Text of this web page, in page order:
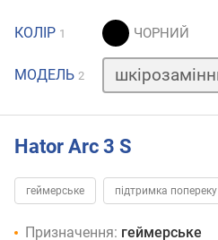
КОЛІР 1
МОДЕЛЬ 2
тканина
Hator Arc 3 S
геймерське підтримка попереку
Призначення: геймерське